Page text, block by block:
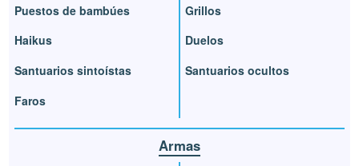
Puestos de bambúes
Haikus
Santuarios sintoístas
Faros
Grillos
Duelos
Santuarios ocultos
Armas